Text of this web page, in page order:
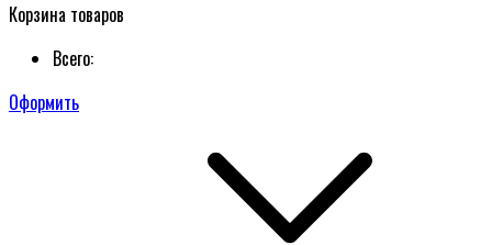
Корзина товаров
Всего:
Оформить